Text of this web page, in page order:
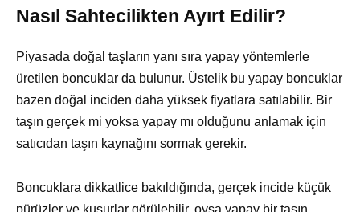
Nasıl Sahtecilikten Ayırt Edilir?
Piyasada doğal taşların yanı sıra yapay yöntemlerle
üretilen boncuklar da bulunur. Üstelik bu yapay boncuklar
bazen doğal inciden daha yüksek fiyatlara satılabilir. Bir
taşın gerçek mi yoksa yapay mı olduğunu anlamak için
satıcıdan taşın kaynağını sormak gerekir.
Boncuklara dikkatlice bakıldığında, gerçek incide küçük
pürüzler ve kusurlar görülebilir, oysa yapay bir taşın